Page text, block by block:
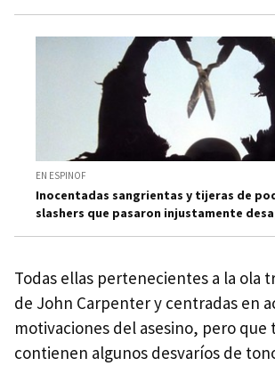
EN ESPINOF
Inocentadas sangrientas y tijeras de
slashers que pasaron injustamente
Todas ellas pertenecientes a la ola
de John Carpenter y centradas en
motivaciones del asesino, pero que
contienen algunos desvaríos de